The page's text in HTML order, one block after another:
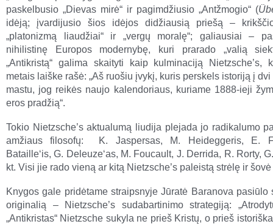
paskelbusio „Dievas mirė“ ir pagimdžiusio „Antžmogio“ (
idėją; įvardijusio šios idėjos didžiausią priešą –
„platonizmą liaudžiai“ ir „vergų moralę“; galiausiai –
nihilistinę Europos modernybę, kuri prarado „valią
„Antikristą“ galima skaityti kaip kulminaciją Nietzsche’s,
metais laiške rašė: „Aš ruošiu įvykį, kuris perskels istoriją į
mastu, jog reikės naujo kalendoriaus, kuriame 1888-ieji
eros pradžią“.
Tokio Nietzsche’s aktualumą liudija plejada jo radikalumo
amžiaus filosofų: K. Jaspersas, M. Heideggeris, E.
Bataille‘is, G. Deleuze‘as, M. Foucault, J. Derrida, R. Rorty,
kt. Visi jie rado vieną ar kitą Nietzsche’s paleistą strėlę ir
Knygos gale pridėtame straipsnyje Jūratė Baranova pasiūlo
originalią – Nietzsche’s sudabartinimo strategiją:
„Antikristas“ Nietzsche sukyla ne prieš Kristų, o prieš